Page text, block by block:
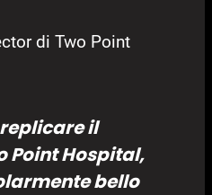
di Two Point
il
Point Hospital,
bello